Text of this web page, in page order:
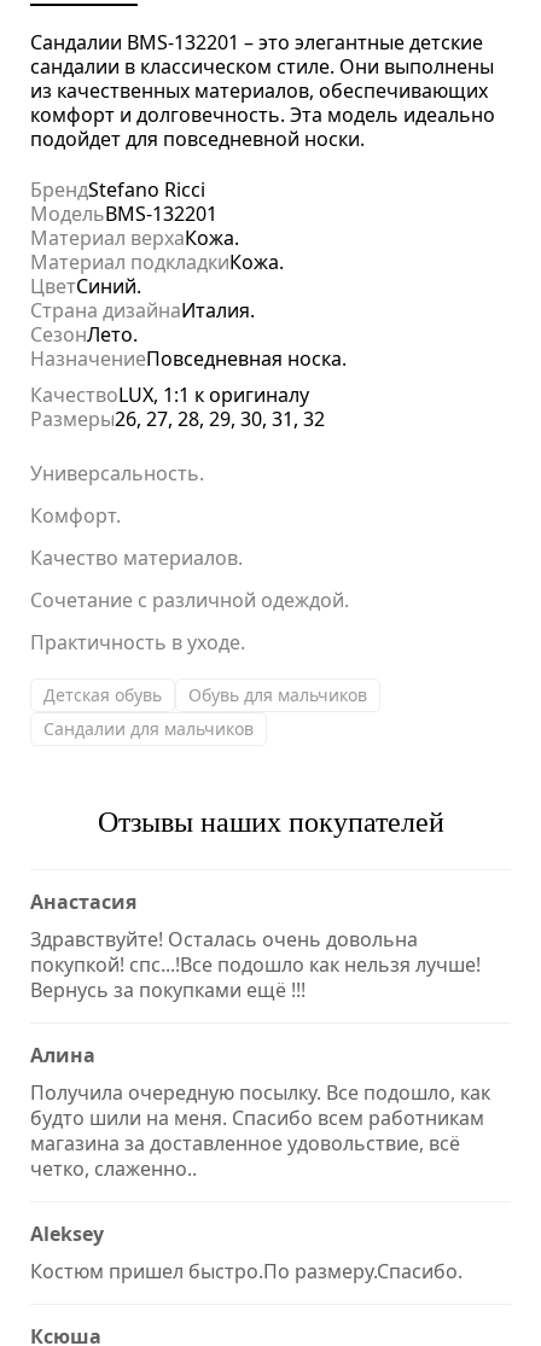
Сандалии BMS-132201 – это элегантные детские
сандалии в классическом стиле. Они выполнены
из качественных материалов, обеспечивающих
комфорт и долговечность. Эта модель идеально
подойдет для повседневной носки.
БрендStefano Ricci
МодельBMS-132201
Материал верхаКожа.
Материал подкладкиКожа.
ЦветСиний.
Страна дизайнаИталия.
СезонЛето.
НазначениеПовседневная носка.
КачествоLUX, 1:1 к оригиналу
Размеры26, 27, 28, 29, 30, 31, 32
Универсальность.
Комфорт.
Качество материалов.
Сочетание с различной одеждой.
Практичность в уходе.
Детская обувь
Обувь для мальчиков
Сандалии для мальчиков
Отзывы наших покупателей
Анастасия
Здравствуйте! Осталась очень довольна
покупкой! спс...!Все подошло как нельзя лучше!
Вернусь за покупками ещё !!!
Алина
Получила очередную посылку. Все подошло, как
будто шили на меня. Спасибо всем работникам
магазина за доставленное удовольствие, всё
четко, слаженно..
Aleksey
Костюм пришел быстро.По размеру.Спасибо.
Ксюша